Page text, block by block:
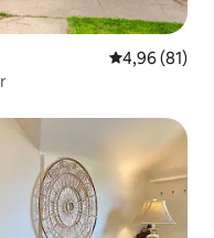
4,96 de uma
4,96 (81)